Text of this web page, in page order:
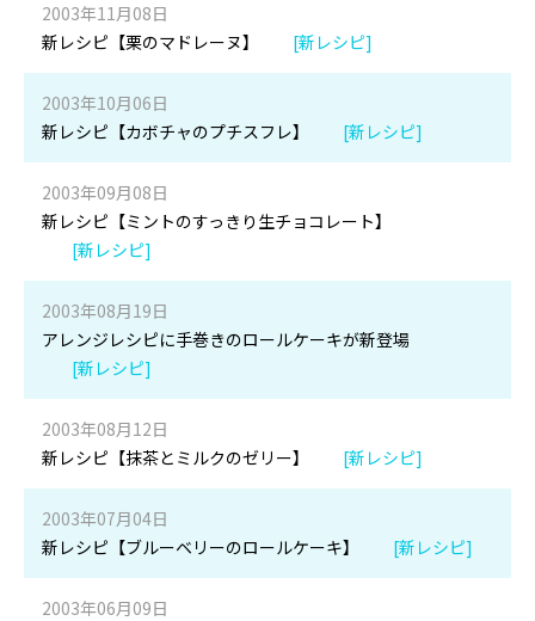
2003年11月08日
新レシピ【栗のマドレーヌ】
[新レシピ]
2003年10月06日
新レシピ【カボチャのプチスフレ】
[新レシピ]
2003年09月08日
新レシピ【ミントのすっきり生チョコレート】
[新レシピ]
2003年08月19日
アレンジレシピに手巻きのロールケーキが新登場
[新レシピ]
2003年08月12日
新レシピ【抹茶とミルクのゼリー】
[新レシピ]
2003年07月04日
新レシピ【ブルーベリーのロールケーキ】
[新レシピ]
2003年06月09日